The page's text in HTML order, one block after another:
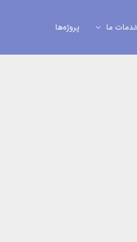
ما پروژه‌ها